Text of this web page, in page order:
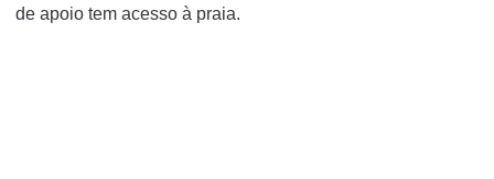
de apoio tem acesso à praia.